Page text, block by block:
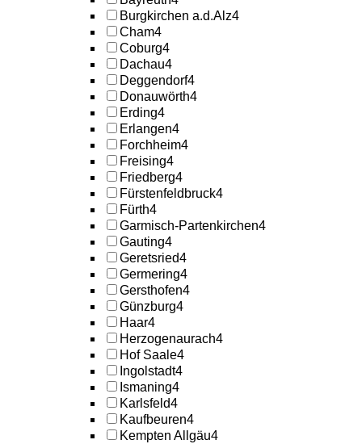
Burgkirchen a.d.Alz4
Cham4
Coburg4
Dachau4
Deggendorf4
Donauwörth4
Erding4
Erlangen4
Forchheim4
Freising4
Friedberg4
Fürstenfeldbruck4
Fürth4
Garmisch-Partenkirchen4
Gauting4
Geretsried4
Germering4
Gersthofen4
Günzburg4
Haar4
Herzogenaurach4
Hof Saale4
Ingolstadt4
Ismaning4
Karlsfeld4
Kaufbeuren4
Kempten Allgäu4